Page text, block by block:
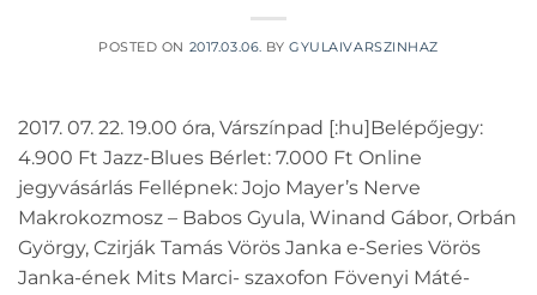
POSTED ON 2017.03.06. BYGYULAIVARSZINHAZ
2017. 07. 22. 19.00 óra, Várszínpad [:hu]Belépőjegy:
4.900 Ft Jazz-Blues Bérlet: 7.000 Ft Online
jegyvásárlás Fellépnek: Jojo Mayer’s Nerve
Makrokozmosz – Babos Gyula, Winand Gábor, Orbán
György, Czirják Tamás Vörös Janka e-Series Vörös
Janka-ének Mits Marci- szaxofon Fövenyi Máté-